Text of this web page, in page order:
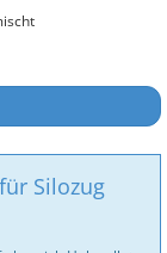
Silozug